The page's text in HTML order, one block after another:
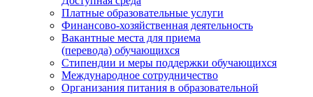
Платные образовательные услуги
Финансово-хозяйственная деятельность
Вакантные места для приема
(перевода) обучающихся
Стипендии и меры поддержки обучающихся
Международное сотрудничество
Организания питания в образовательной